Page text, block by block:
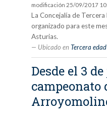
modificación 25/09/2017
La Concejalía de
organizado para este
Asturias.
Ubicado en Tercera edad
Desde el 3
campeonato